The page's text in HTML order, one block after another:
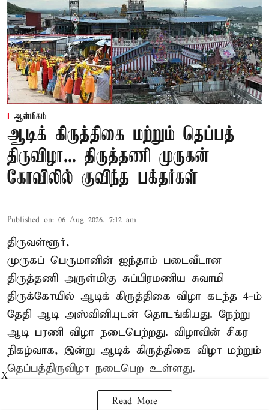
ஆன்மிகம்
ஆடிக் கிருத்திகை மற்றும் தெப்பத்
திருவிழா... திருத்தணி முருகன்
கோவிலில் குவிந்த பக்தர்கள்
Published on: 06 Aug 2026, 7:12 am
திருவள்ளூர்,
முருகப் பெருமானின் ஐந்தாம் படைவீடான
திருத்தணி அருள்மிகு சுப்பிரமணிய சுவாமி
திருக்கோயில் ஆடிக் கிருத்திகை விழா கடந்த 4-ம்
தேதி ஆடி அஸ்வினியுடன் தொடங்கியது. நேற்று
ஆடி பரணி விழா நடைபெற்றது. விழாவின் சிகர
நிகழ்வாக, இன்று ஆடிக் கிருத்திகை விழா மற்றும்
தெப்பத்திருவிழா நடைபெற உள்ளது.
Read More
X